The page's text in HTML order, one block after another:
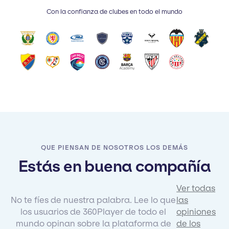
Con la confianza de clubes en todo el mundo
QUE PIENSAN DE NOSOTROS LOS DEMÁS
Estás en buena compañía
No te fíes de nuestra palabra. Lee lo que
los usuarios de 360Player de todo el
mundo opinan sobre la plataforma de
Ver todas
las
opiniones
de los